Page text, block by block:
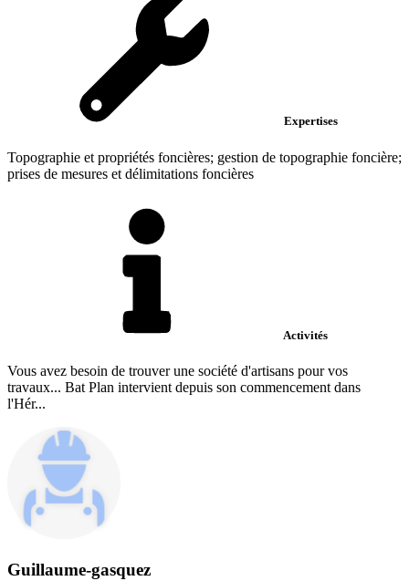
Expertises
Topographie et propriétés foncières; gestion de topographie foncière;
prises de mesures et délimitations foncières
Activités
Vous avez besoin de trouver une société d'artisans pour vos
travaux... Bat Plan intervient depuis son commencement dans
l'Hér...
Guillaume-gasquez